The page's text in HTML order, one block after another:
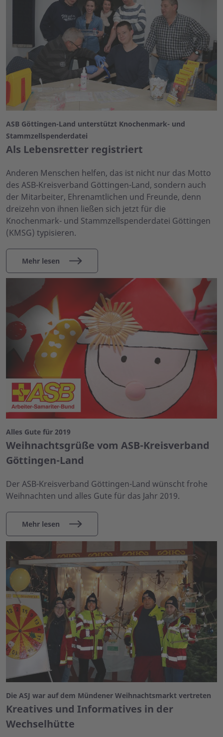
ASB Göttingen-Land unterstützt Knochenmark- und
Stammzellspenderdatei
Als Lebensretter registriert
Anderen Menschen helfen, das ist nicht nur das Motto
des ASB-Kreisverband Göttingen-Land, sondern auch
der Mitarbeiter, Ehrenamtlichen und Freunde, denn
dreizehn von ihnen ließen sich jetzt für die
Knochenmark- und Stammzellspenderdatei Göttingen
(KMSG) typisieren.
Mehr lesen
Alles Gute für 2019
Weihnachtsgrüße vom ASB-Kreisverband
Göttingen-Land
Der ASB-Kreisverband Göttingen-Land wünscht frohe
Weihnachten und alles Gute für das Jahr 2019.
Mehr lesen
Die ASJ war auf dem Mündener Weihnachtsmarkt vertreten
Kreatives und Informatives in der
Wechselhütte